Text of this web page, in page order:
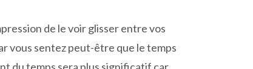
de le voir glisser entre vos
vous sentez peut-être que le temps